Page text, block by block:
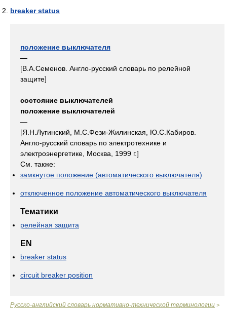
breaker status
положение выключателя
—
[В.А.Семенов. Англо-русский словарь по релейной
защите]
состояние выключателей
положение выключателей
—
[Я.Н.Лугинский, М.С.Фези-Жилинская, Ю.С.Кабиров.
Англо-русский словарь по электротехнике и
электроэнергетике, Москва, 1999 г.]
См. также:
замкнутое положение (автоматического выключателя)
отключенное положение автоматического выключателя
Тематики
релейная защита
EN
breaker status
circuit breaker position
Русско-английский словарь нормативно-технической терминологии >